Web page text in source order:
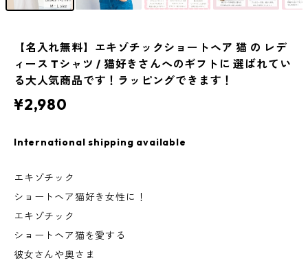
【名入れ無料】エキゾチックショートヘア 猫 の レデ
ィース Tシャツ / 猫好きさんへのギフトに 選ばれてい
る大人気商品です！ラッピングできます！
¥2,980
International shipping available
エキゾチック
ショートヘア猫好き女性に！
エキゾチック
ショートヘア猫を愛する
彼女さんや奥さま